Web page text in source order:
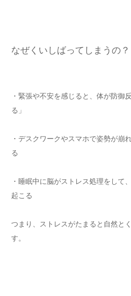
なぜくいしばってしまうの？
・緊張や不安を感じると、体が防御
る」
・デスクワークやスマホで姿勢が崩
る
・睡眠中に脳がストレス処理をして
起こる
つまり、ストレスがたまると自然と
す。